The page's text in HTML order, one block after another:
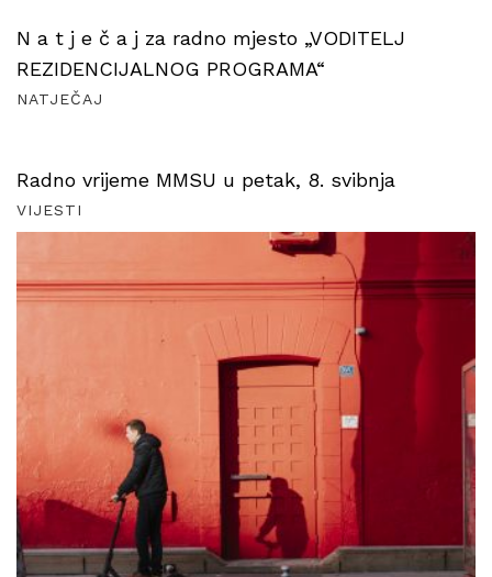
N a t j e č a j za radno mjesto „VODITELJ
REZIDENCIJALNOG PROGRAMA“
NATJEČAJ
Radno vrijeme MMSU u petak, 8. svibnja
VIJESTI